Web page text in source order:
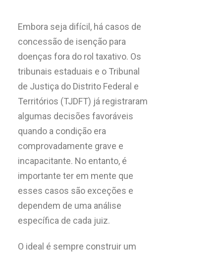
Embora seja difícil, há casos de
concessão de isenção para
doenças fora do rol taxativo. Os
tribunais estaduais e o Tribunal
de Justiça do Distrito Federal e
Territórios (TJDFT) já registraram
algumas decisões favoráveis
quando a condição era
comprovadamente grave e
incapacitante. No entanto, é
importante ter em mente que
esses casos são exceções e
dependem de uma análise
específica de cada juiz.
O ideal é sempre construir um